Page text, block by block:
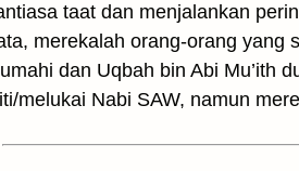
taat dan menjalankan
merekalah orang-orang
dan Uqbah bin Abi Mu’ith
melukai Nabi SAW, namun